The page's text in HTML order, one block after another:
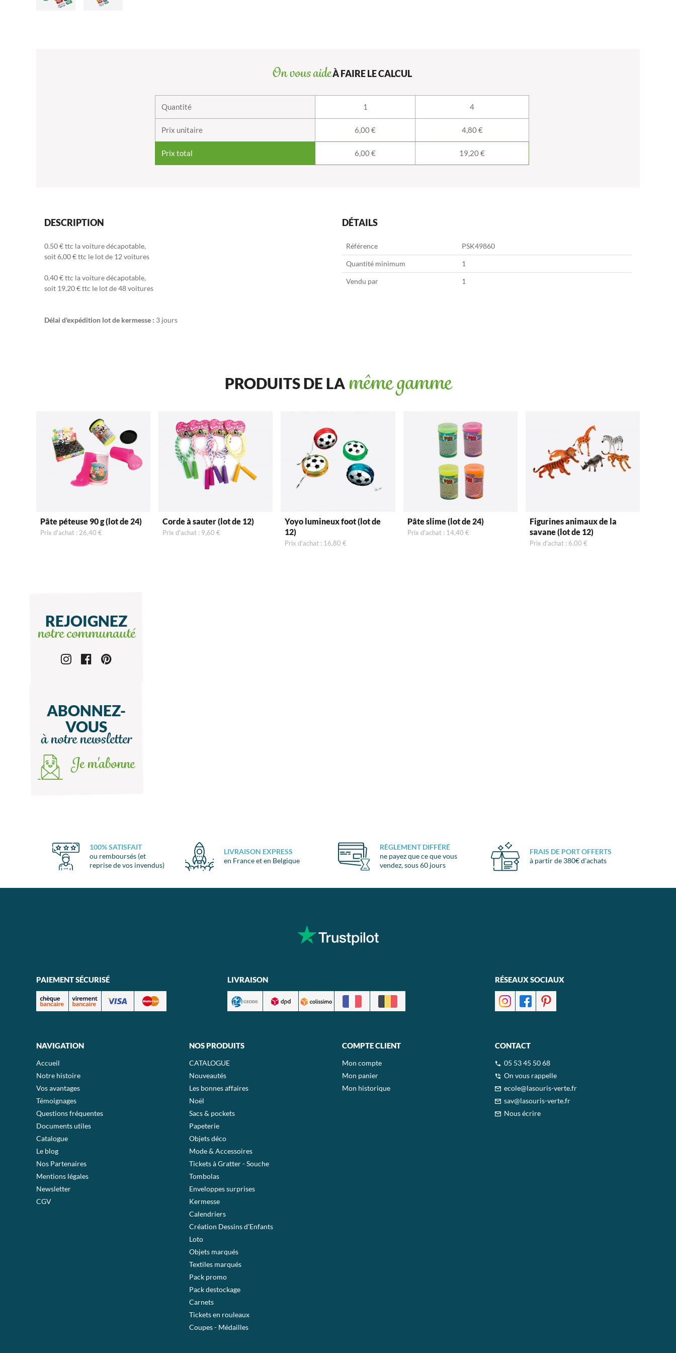
On vous aideÀ FAIRE LE CALCUL
Quantité 1 4
Prix unitaire 6,00 € 4,80 €
Prix total 6,00 € 19,20 €
DESCRIPTION
0.50 € ttc la voiture décapotable,
soit 6,00 € ttc le lot de 12 voitures
0,40 € ttc la voiture décapotable,
soit 19,20 € ttc le lot de 48 voitures
Délai d'expédition lot de kermesse : 3 jours
DÉTAILS
Référence PSK49860
Quantité minimum 1
Vendu par 1
PRODUITS DE LA même gamme
Pâte péteuse 90 g (lot de 24)
Prix d'achat : 26,40 €
Corde à sauter (lot de 12)
Prix d'achat : 9,60 €
Yoyo lumineux foot (lot de
12)
Prix d'achat : 16,80 €
Pâte slime (lot de 24)
Prix d'achat : 14,40 €
Figurines animaux de la
savane (lot de 12)
Prix d'achat : 6,00 €
REJOIGNEZ
notre communauté
ABONNEZ-
VOUS
à notre newsletter
Je m'abonne
100% SATISFAIT
ou remboursés (et
reprise de vos invendus)
LIVRAISON EXPRESS
en France et en Belgique
RÈGLEMENT DIFFÉRÉ
ne payez que ce que vous
vendez, sous 60 jours
FRAIS DE PORT OFFERTS
à partir de 380€ d'achats
PAIEMENT SÉCURISÉ LIVRAISON RÉSEAUX SOCIAUX
NAVIGATION
Accueil
Notre histoire
Vos avantages
Témoignages
Questions fréquentes
Documents utiles
Catalogue
Le blog
Nos Partenaires
Mentions légales
Newsletter
CGV
NOS PRODUITS
CATALOGUE
Nouveautés
Les bonnes affaires
Noël
Sacs & pockets
Papeterie
Objets déco
Mode & Accessoires
Tickets à Gratter - Souche
Tombolas
Enveloppes surprises
Kermesse
Calendriers
Création Dessins d'Enfants
Loto
Objets marqués
Textiles marqués
Pack promo
Pack destockage
Carnets
Tickets en rouleaux
Coupes - Médailles
COMPTE CLIENT
Mon compte
Mon panier
Mon historique
CONTACT
05 53 45 50 68
On vous rappelle
ecole@lasouris-verte.fr
sav@lasouris-verte.fr
Nous écrire